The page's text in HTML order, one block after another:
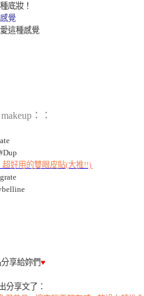
底妝！
覺
這種感覺
：：
好用的雙眼皮貼(大推!!)
享給妳們♥
分享文了：